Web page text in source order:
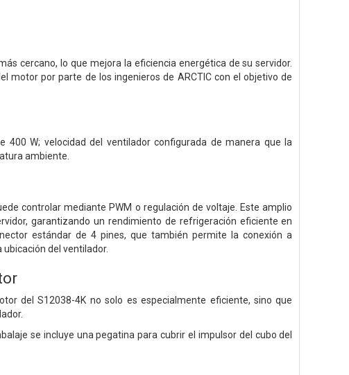
cercano, lo que mejora la eficiencia energética de su servidor.
motor por parte de los ingenieros de ARCTIC con el objetivo de
W; velocidad del ventilador configurada de manera que la
ambiente.
controlar mediante PWM o regulación de voltaje. Este amplio
garantizando un rendimiento de refrigeración eficiente en
estándar de 4 pines, que también permite la conexión a
del ventilador.
del S12038-4K no solo es especialmente eficiente, sino que
se incluye una pegatina para cubrir el impulsor del cubo del